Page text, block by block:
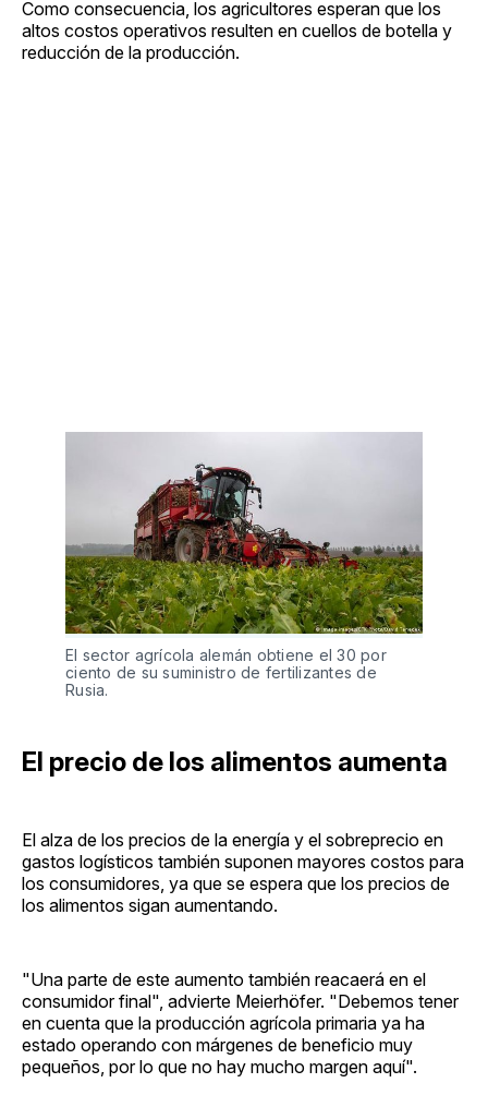
Como consecuencia, los agricultores esperan que los
altos costos operativos resulten en cuellos de botella y
reducción de la producción.
El sector agrícola alemán obtiene el 30 por
ciento de su suministro de fertilizantes de
Rusia.
El precio de los alimentos aumenta
El alza de los precios de la energía y el sobreprecio en
gastos logísticos también suponen mayores costos para
los consumidores, ya que se espera que los precios de
los alimentos sigan aumentando.
"Una parte de este aumento también reacaerá en el
consumidor final", advierte Meierhöfer. "Debemos tener
en cuenta que la producción agrícola primaria ya ha
estado operando con márgenes de beneficio muy
pequeños, por lo que no hay mucho margen aquí".